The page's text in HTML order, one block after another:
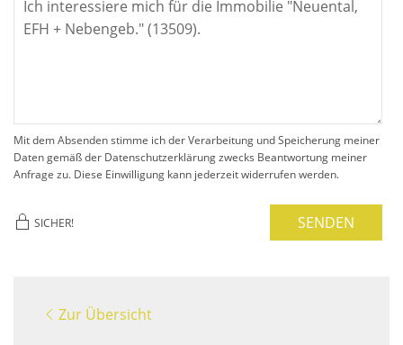
Mit dem Absenden stimme ich der Verarbeitung und Speicherung meiner
Daten gemäß der Datenschutzerklärung zwecks Beantwortung meiner
Anfrage zu. Diese Einwilligung kann jederzeit widerrufen werden.
SICHER! SENDEN
Zur Übersicht